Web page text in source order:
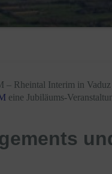
– Rheintal Interim in
eine Jubiläums-